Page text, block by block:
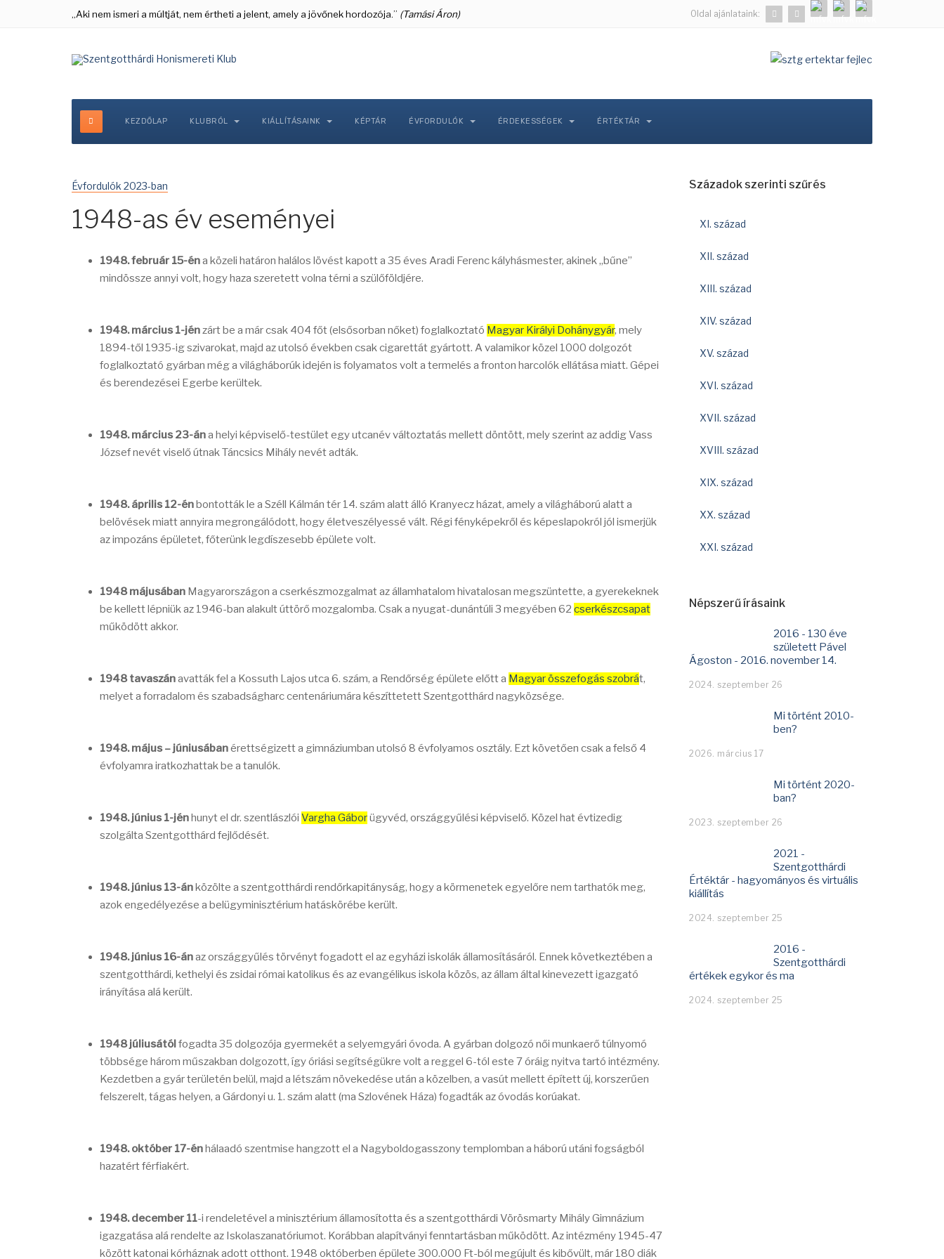
„Aki nem ismeri a múltját, nem értheti a jelent, amely a jövőnek hordozója.” (Tamási Áron) Oldal ajánlataink:
KEZDŐLAP KLUBRÓL KIÁLLÍTÁSAINK KÉPTÁR ÉVFORDULÓK ÉRDEKESSÉGEK ÉRTÉKTÁR
Évfordulók 2023-ban
1948-as év eseményei
1948. február 15-éna közeli határon halálos lövést kapott a 35 éves Aradi Ferenc kályhásmester, akinek „bűne”
mindössze annyi volt, hogy haza szeretett volna térni a szülőföldjére.
1948. március 1-jénzárt be a már csak 404 főt (elsősorban nőket) foglalkoztató Magyar Királyi Dohánygyár, mely
1894-től 1935-ig szivarokat, majd az utolsó években csak cigarettát gyártott. A valamikor közel 1000 dolgozót
foglalkoztató gyárban még a világháborúk idején is folyamatos volt a termelés a fronton harcolók ellátása miatt. Gépei
és berendezései Egerbe kerültek.
1948. március 23-ána helyi képviselő-testület egy utcanév változtatás mellett döntött, mely szerint az addig Vass
József nevét viselő útnak Táncsics Mihály nevét adták.
1948. április 12-énbontották le a Széll Kálmán tér 14. szám alatt álló Kranyecz házat, amely a világháború alatt a
belövések miatt annyira megrongálódott, hogy életveszélyessé vált. Régi fényképekről és képeslapokról jól ismerjük
az impozáns épületet, főterünk legdíszesebb épülete volt.
1948 májusában Magyarországon a cserkészmozgalmat az államhatalom hivatalosan megszüntette, a gyerekeknek
be kellett lépniük az 1946-ban alakult úttörő mozgalomba. Csak a nyugat-dunántúli 3 megyében 62 cserkészcsapat
működött akkor.
1948 tavaszánavatták fel a Kossuth Lajos utca 6. szám, a Rendőrség épülete előtt a Magyar összefogás szobrát,
melyet a forradalom és szabadságharc centenáriumára készíttetett Szentgotthárd nagyközsége.
1948. május – júniusábanérettségizett a gimnáziumban utolsó 8 évfolyamos osztály. Ezt követően csak a felső 4
évfolyamra iratkozhattak be a tanulók.
1948. június 1-jénhunyt el dr. szentlászlói Vargha Gáborügyvéd, országgyűlési képviselő. Közel hat évtizedig
szolgálta Szentgotthárd fejlődését.
1948. június 13-ánközölte a szentgotthárdi rendőrkapitányság, hogy a körmenetek egyelőre nem tarthatók meg,
azok engedélyezése a belügyminisztérium hatáskörébe került.
1948. június 16-ánaz országgyűlés törvényt fogadott el az egyházi iskolák államosításáról. Ennek következtében a
szentgotthárdi, kethelyi és zsidai római katolikus és az evangélikus iskola közös, az állam által kinevezett igazgató
irányítása alá került.
1948 júliusátólfogadta 35 dolgozója gyermekét a selyemgyári óvoda. A gyárban dolgozó női munkaerő túlnyomó
többsége három műszakban dolgozott, így óriási segítségükre volt a reggel 6-tól este 7 óráig nyitva tartó intézmény.
Kezdetben a gyár területén belül, majd a létszám növekedése után a közelben, a vasút mellett épített új, korszerűen
felszerelt, tágas helyen, a Gárdonyi u. 1. szám alatt (ma Szlovének Háza) fogadták az óvodás korúakat.
1948. október 17-énhálaadó szentmise hangzott el a Nagyboldogasszony templomban a háború utáni fogságból
hazatért férfiakért.
1948. december 11-i rendeletével a minisztérium államosította és a szentgotthárdi Vörösmarty Mihály Gimnázium
igazgatása alá rendelte az Iskolaszanatóriumot. Korábban alapítványi fenntartásban működött. Az intézmény 1945-47
között katonai kórháznak adott otthont. 1948 októberben épülete 300.000 Ft-ból megújult és kibővült, már 180 diák
Századok szerinti szűrés
XI. század
XII. század
XIII. század
XIV. század
XV. század
XVI. század
XVII. század
XVIII. század
XIX. század
XX. század
XXI. század
Népszerű írásaink
2016 - 130 éve
született Pável
Ágoston - 2016. november 14.
2024. szeptember 26
Mi történt 2010-
ben?
2026. március 17
Mi történt 2020-
ban?
2023. szeptember 26
2021 -
Szentgotthárdi
Értéktár - hagyományos és virtuális
kiállítás
2024. szeptember 25
2016 -
Szentgotthárdi
értékek egykor és ma
2024. szeptember 25